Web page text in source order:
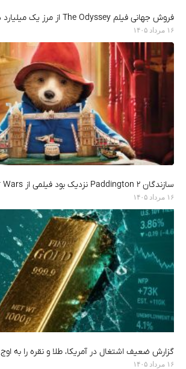
فروش جهانی فیلم The Odyssey از مرز یک میلیارد دلار عبور کرد
۱۶ مرداد ۱۴۰۵
سازندگان Paddington 2 نزدیک بود فیلمی از Star Wars بسازند
۱۶ مرداد ۱۴۰۵
گزارش ضعیف اشتغال در آمریکا، طلا و نقره را به اوج ۷ هفته‌ای رساند
۱۶ مرداد ۱۴۰۵